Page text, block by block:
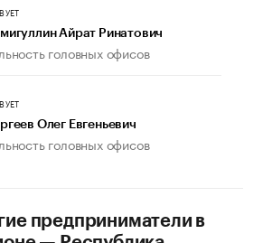
стареет иначе». Как живет глава
Айрат Ринатович
головных офисов
Олег Евгеньевич
головных офисов
предприниматели в